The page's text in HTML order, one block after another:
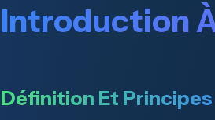
Introduction
Définition Et Principes